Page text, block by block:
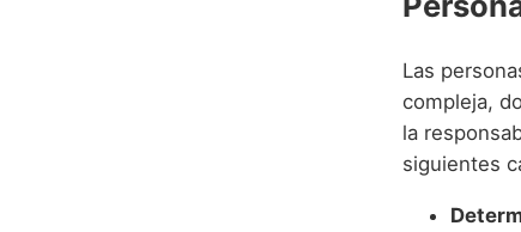
Las
compleja,
la
siguientes